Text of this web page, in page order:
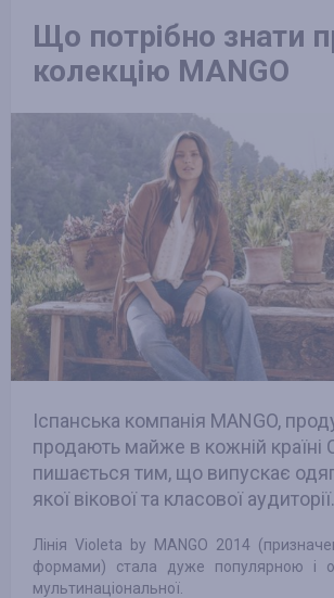
Що потрібно знати
колекцію MANGO
Іспанська компанія MANGO,
продають майже в кожній
пишається тим, що випускає
якої вікової та класової аудиторії.
Лінія Violeta by MANGO 2014
формами) стала дуже популярною і
мультинаціональної.